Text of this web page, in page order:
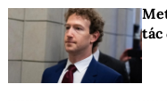
tác